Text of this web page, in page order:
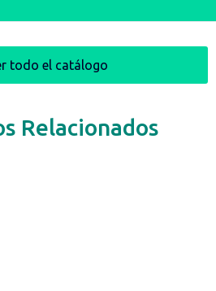
Relacionados
todo el catálogo